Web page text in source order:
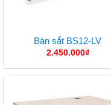
Bàn sắt BS12-LV
2.450.000₫